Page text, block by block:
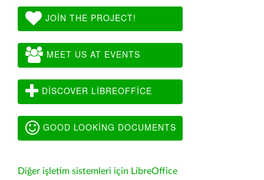
JOIN THE PROJECT!
MEET US AT EVENTS
DISCOVER LIBREOFFICE
GOOD LOOKING DOCUMENTS
Diğer işletim sistemleri için LibreOffice